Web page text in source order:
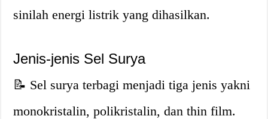
sinilah energi listrik yang dihasilkan.
Jenis-jenis Sel Surya
📝 Sel surya terbagi menjadi tiga jenis yakni
monokristalin, polikristalin, dan thin film.